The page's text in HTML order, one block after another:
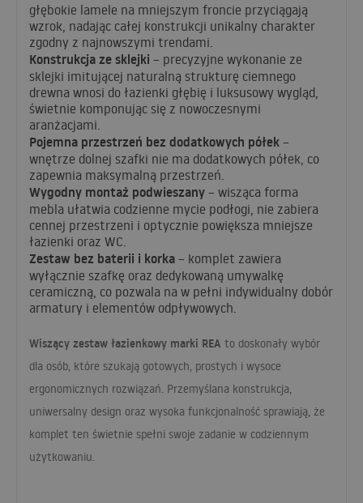
głębokie lamele na mniejszym froncie przyciągają
wzrok, nadając całej konstrukcji unikalny charakter
zgodny z najnowszymi trendami.
Konstrukcja ze sklejki – precyzyjne wykonanie ze
sklejki imitującej naturalną strukturę ciemnego
drewna wnosi do łazienki głębię i luksusowy wygląd,
świetnie komponując się z nowoczesnymi
aranżacjami.
Pojemna przestrzeń bez dodatkowych półek –
wnętrze dolnej szafki nie ma dodatkowych półek, co
zapewnia maksymalną przestrzeń.
Wygodny montaż podwieszany – wisząca forma
mebla ułatwia codzienne mycie podłogi, nie zabiera
cennej przestrzeni i optycznie powiększa mniejsze
łazienki oraz WC.
Zestaw bez baterii i korka – komplet zawiera
wyłącznie szafkę oraz dedykowaną umywalkę
ceramiczną, co pozwala na w pełni indywidualny dobór
armatury i elementów odpływowych.
Wiszący zestaw łazienkowy marki REA to doskonały wybór
dla osób, które szukają gotowych, prostych i wysoce
ergonomicznych rozwiązań. Przemyślana konstrukcja,
uniwersalny design oraz wysoka funkcjonalność sprawiają, że
komplet ten świetnie spełni swoje zadanie w codziennym
użytkowaniu.